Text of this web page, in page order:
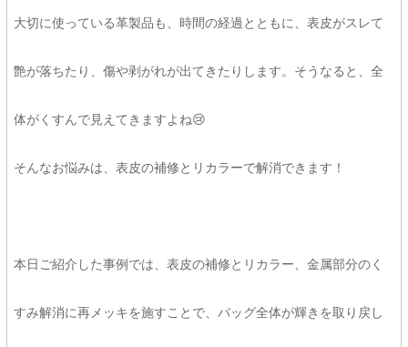
大切に使っている革製品も、時間の経過とともに、表皮がスレて
艶が落ちたり、傷や剥がれが出てきたりします。そうなると、全
体がくすんで見えてきますよね😢
そんなお悩みは、表皮の補修とリカラーで解消できます！
本日ご紹介した事例では、表皮の補修とリカラー、金属部分のく
すみ解消に再メッキを施すことで、バッグ全体が輝きを取り戻し